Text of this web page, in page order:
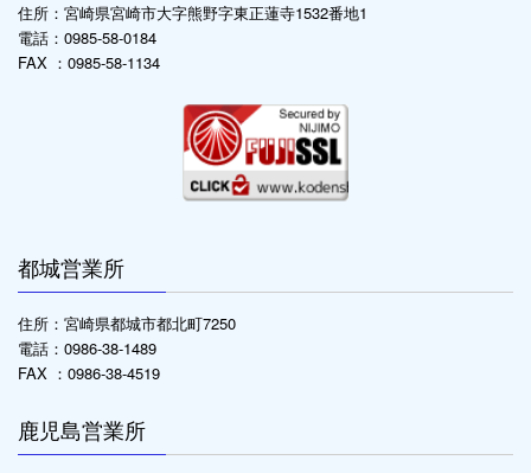
住所：宮崎県宮崎市大字熊野字東正蓮寺1532番地1
電話：0985-58-0184
FAX ：0985-58-1134
都城営業所
住所：宮崎県都城市都北町7250
電話：0986-38-1489
FAX ：0986-38-4519
鹿児島営業所